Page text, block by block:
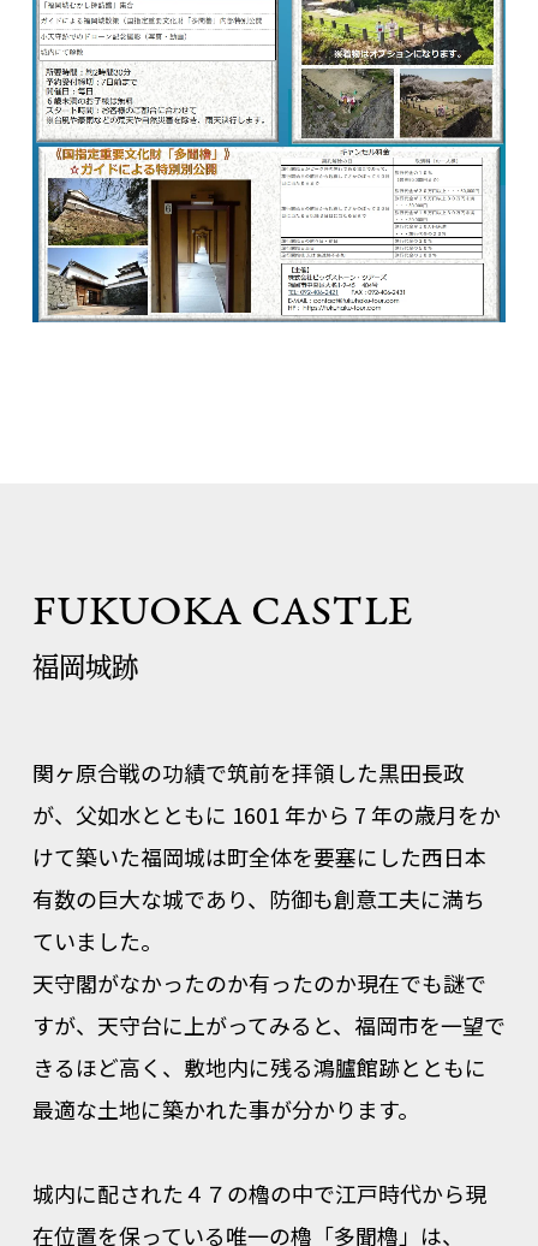
FUKUOKA CASTLE
福岡城跡
関ヶ原合戦の功績で筑前を拝領した黒田長政
が、父如水とともに 1601 年から 7 年の歳月をか
けて築いた福岡城は町全体を要塞にした西日本
有数の巨大な城であり、防御も創意工夫に満ち
ていました。
天守閣がなかったのか有ったのか現在でも謎で
すが、天守台に上がってみると、福岡市を一望で
きるほど高く、敷地内に残る鴻臚館跡とともに
最適な土地に築かれた事が分かります。
城内に配された４７の櫓の中で江戸時代から現
在位置を保っている唯一の櫓「多聞櫓」は、